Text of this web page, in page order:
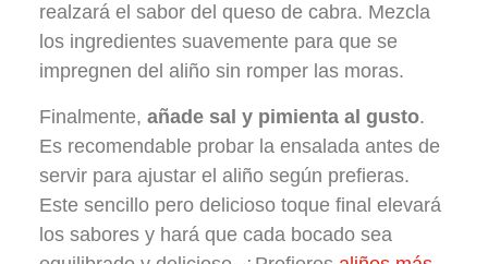
realzará el sabor del queso de cabra. Mezcla
los ingredientes suavemente para que se
impregnen del aliño sin romper las moras.
Finalmente, añade sal y pimienta al gusto.
Es recomendable probar la ensalada antes de
servir para ajustar el aliño según prefieras.
Este sencillo pero delicioso toque final elevará
los sabores y hará que cada bocado sea